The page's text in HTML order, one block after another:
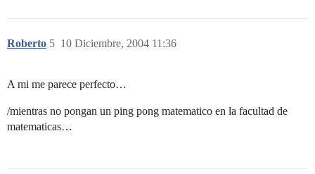
Roberto 10 Diciembre, 2004 11:36
5
A mi me parece perfecto…
/mientras no pongan un ping pong matematico en la facultad de
matematicas…